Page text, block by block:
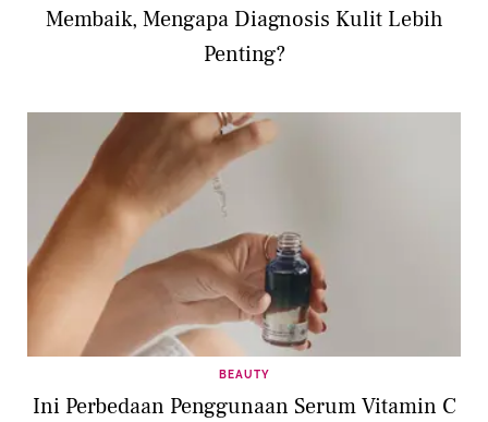
Membaik, Mengapa Diagnosis Kulit Lebih
Penting?
BEAUTY
Ini Perbedaan Penggunaan Serum Vitamin C